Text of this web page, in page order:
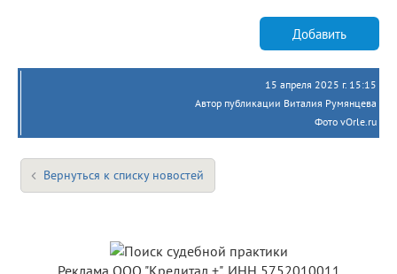
Добавить
15 апреля 2025 г. 15:15
Автор публикации Виталия Румянцева
Фото vOrle.ru
Вернуться к списку новостей